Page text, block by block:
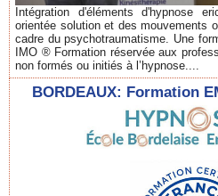
Intégration d'éléments d'hypnose
orientée solution et des mouvements
cadre du psychotraumatisme. Une
IMO ® Formation réservée aux
non formés ou initiés à l’hypnose....
BORDEAUX: Formation